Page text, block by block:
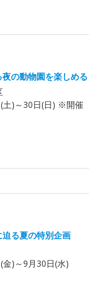
の動物園を楽しめる
土)～30日(日) ※開催
る夏の特別企画
)～9月30日(水)